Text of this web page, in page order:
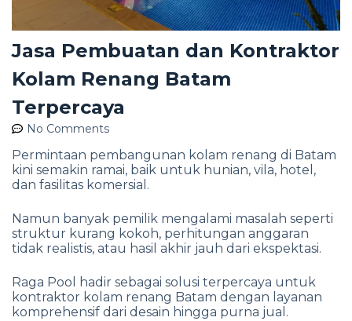
Jasa Pembuatan dan Kontraktor
Kolam Renang Batam
Terpercaya
No Comments
Permintaan pembangunan kolam renang di Batam
kini semakin ramai, baik untuk hunian, vila, hotel,
dan fasilitas komersial.
Namun banyak pemilik mengalami masalah seperti
struktur kurang kokoh, perhitungan anggaran
tidak realistis, atau hasil akhir jauh dari ekspektasi.
Raga Pool hadir sebagai solusi terpercaya untuk
kontraktor kolam renang Batam dengan layanan
komprehensif dari desain hingga purna jual.